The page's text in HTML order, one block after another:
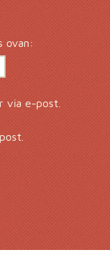
ovan:
via e-post.